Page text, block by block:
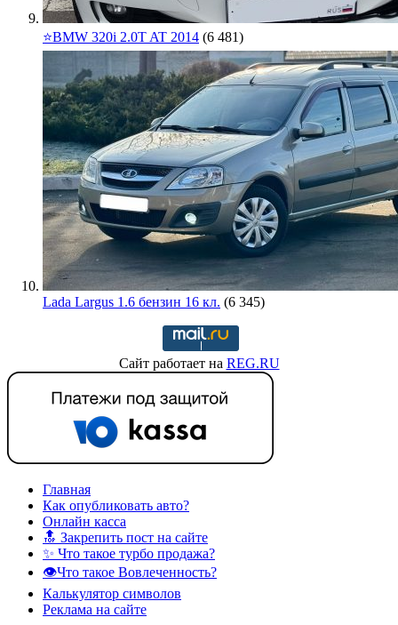
⭐️BMW 320i 2.0T AT 2014 (6 481)
Lada Largus 1.6 бензин 16 кл. (6 345)
Сайт работает на REG.RU
Главная
Как опубликовать авто?
Онлайн касса
🔝 Закрепить пост на сайте
✨ Что такое турбо продажа?
👁️Что такое Вовлеченность?
Калькулятор символов
Реклама на сайте